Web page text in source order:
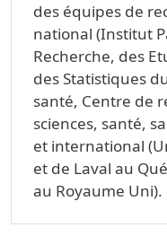
des équipes de
national (Institut
Recherche, des
des Statistiques
santé, Centre de
sciences, santé,
et international
et de Laval au
au Royaume Uni).